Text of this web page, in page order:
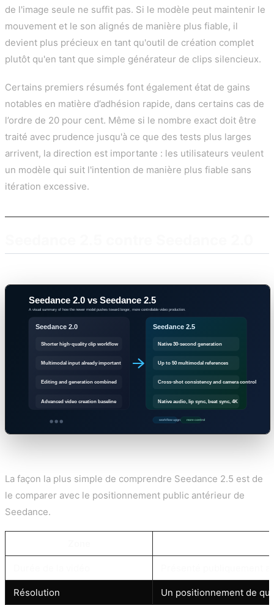
de l'image seule ne suffit pas. Si le modèle peut maintenir le
mouvement et le son alignés de manière plus fiable, il
devient plus précieux en tant qu'outil de création complet
plutôt qu'en tant que simple générateur de clips silencieux.
Certains premiers résumés font également état de gains
notables en matière d’adhésion rapide, dans certains cas de
l’ordre de 20 pour cent. Même si le nombre exact doit être
traité avec prudence jusqu'à ce que des tests plus larges
arrivent, la direction est importante : les utilisateurs veulent
un modèle qui suit l'intention de manière plus fiable sans
itération excessive.
La façon la plus simple de comprendre Seedance 2.5 est de
le comparer avec le positionnement public antérieur de
Seedance.
Résolution Un positionnement de